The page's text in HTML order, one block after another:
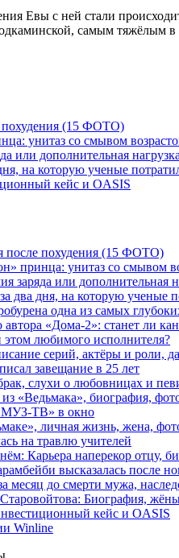
Евы с ней стали
самым тяжёлым в
похудения (15 ФОТО)
унитаз со смывом
или дополнительная
на которую ученые
кейс и OASIS
после похудения (15 ФОТО)
принца: унитаз со смывом
заряда или дополнительная
два дня, на которую ученые
одна из самых
«Дома-2»: станет ли
этом любимого исполнителя?
серий, актёры и роли,
завещание в 25 лет
слухи о любовницах и
«Ведьмака», биография,
ТВ» в окно
личная жизнь, жена,
на травлю учителей
Карьера наперекор отцу,
высказалась после
месяц до смерти мужа,
Биография,
кейс и OASIS
Winline